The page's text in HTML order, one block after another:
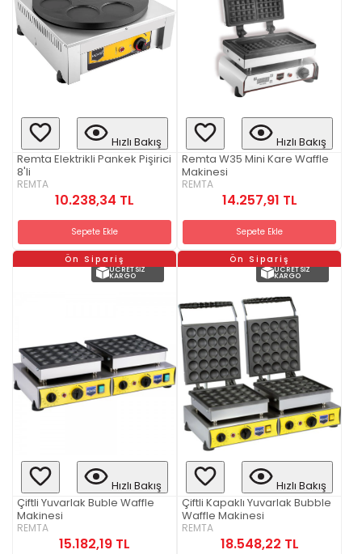
Hızlı Bakış
Remta Elektrikli Pankek Pişirici
8'li
REMTA
10.238,34 TL
Sepete Ekle
Hızlı Bakış
Remta W35 Mini Kare Waffle
Makinesi
REMTA
14.257,91 TL
Sepete Ekle
Ön Sipariş
ÜCRETSIZ
KARGO
Hızlı Bakış
Çiftli Yuvarlak Buble Waffle
Makinesi
REMTA
15.182,19 TL
Ön Sipariş
ÜCRETSIZ
KARGO
Hızlı Bakış
Çiftli Kapaklı Yuvarlak Bubble
Waffle Makinesi
REMTA
18.548,22 TL